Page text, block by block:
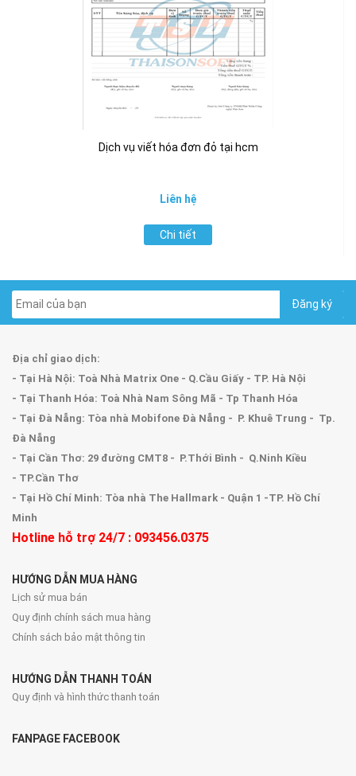
Dịch vụ viết hóa đơn đỏ tại hcm
Liên hệ
Chi tiết
Địa chỉ giao dịch:
- Tại Hà Nội: Toà Nhà Matrix One - Q.Cầu Giấy - TP. Hà Nội
- Tại Thanh Hóa: Toà Nhà Nam Sông Mã - Tp Thanh Hóa
- Tại Đà Nẵng: Tòa nhà Mobifone Đà Nẵng - P. Khuê Trung - Tp.
Đà Nẵng
- Tại Cần Thơ: 29 đường CMT8 - P.Thới Bình - Q.Ninh Kiều
- TP.Cần Thơ
- Tại Hồ Chí Minh: Tòa nhà The Hallmark - Quận 1 -TP. Hồ Chí
Minh
Hotline hỗ trợ 24/7 : 093456.0375
HƯỚNG DẪN MUA HÀNG
Lịch sử mua bán
Quy định chính sách mua hàng
Chính sách bảo mật thông tin
HƯỚNG DẪN THANH TOÁN
Quy định và hình thức thanh toán
FANPAGE FACEBOOK